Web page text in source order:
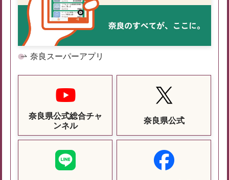
奈良スーパーアプリ
奈良県公式総合チャ
ンネル
奈良県公式